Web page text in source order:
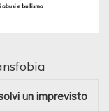
un imprevisto